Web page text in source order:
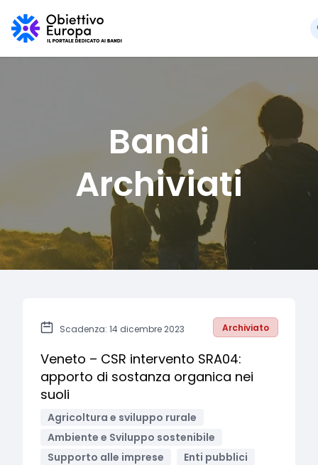
Bandi
Archiviati
Scadenza: 14 dicembre 2023 Archiviato
Veneto – CSR intervento SRA04:
apporto di sostanza organica nei
suoli
Agricoltura e sviluppo rurale
Ambiente e Sviluppo sostenibile
Supporto alle imprese
Enti pubblici